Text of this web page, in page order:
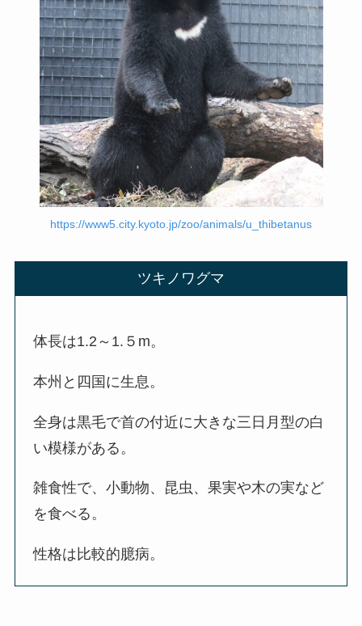
https://www5.city.kyoto.jp/zoo/animals/u_thibetanus
ツキノワグマ
体長は1.2～1.５m。
本州と四国に生息。
全身は黒毛で首の付近に大きな三日月型の白
い模様がある。
雑食性で、小動物、昆虫、果実や木の実など
を食べる。
性格は比較的臆病。